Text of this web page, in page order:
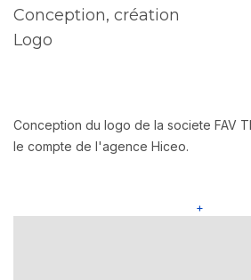
Conception, création
Logo
Conception du logo de la societe FAV
le compte de l'agence Hiceo.
+